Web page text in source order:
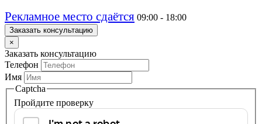
Рекламное место сдаётся 09:00 - 18:00
Заказать консультацию
×
Заказать консультацию
Телефон
Имя
Captcha
Пройдите проверку